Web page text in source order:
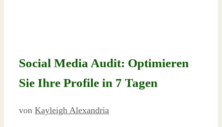
Social Media Audit: Optimieren
Sie Ihre Profile in 7 Tagen
von Kayleigh Alexandria